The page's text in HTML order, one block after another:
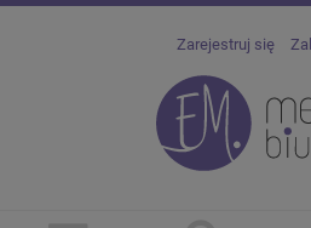
Zarejestruj się